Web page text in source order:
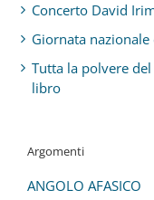
Concerto David
Giornata nazionale
Tutta la polvere
libro
Argomenti
ANGOLO AFASICO